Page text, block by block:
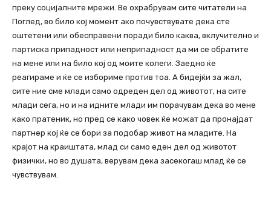
преку социјалните мрежи. Ве охрабрувам сите читатели на
Поглед, во било кој момент ако почувствувате дека сте
оштетени или обесправени поради било каква, вклучително и
партиска припадност или неприпадност да ми се обратите
на мене или на било кој од моите колеги. Заедно ќе
реагираме и ќе се избориме против тоа. А бидејќи за жал,
сите ние сме млади само одреден дел од животот, на сите
млади сега, но и на идните млади им порачувам дека во мене
како пратеник, но пред се како човек ќе можат да пронајдат
партнер кој ќе се бори за подобар живот на младите. На
крајот на краиштата, млад си само еден дел од животот
физички, но во душата, верувам дека засекогаш млад ќе се
чувствувам.